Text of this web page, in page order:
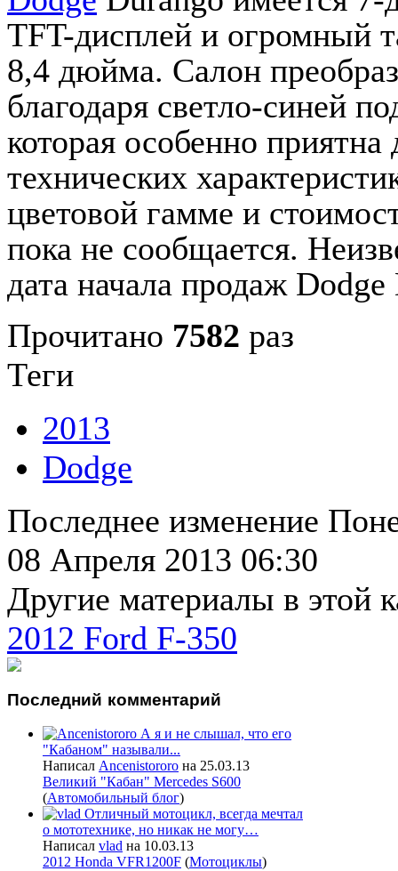
TFT-дисплей и огромный
8,4 дюйма. Салон
благодаря светло-синей
которая особенно приятна
технических
цветовой гамме и
пока не сообщается.
дата начала продаж
Прочитано 7582 раз
Теги
2013
Dodge
Последнее изменение
08 Апреля 2013 06:30
Другие материалы в этой
2012 Ford F-350
Последний комментарий
А я и не слышал, что его
"Кабаном" называли...
Написал Ancenistororo на 25.03.13
Великий "Кабан" Mercedes S600
(Автомобильный блог)
Отличный мотоцикл, всегда мечтал
о мототехнике, но никак не могу…
Написал vlad на 10.03.13
2012 Honda VFR1200F (Мотоциклы)